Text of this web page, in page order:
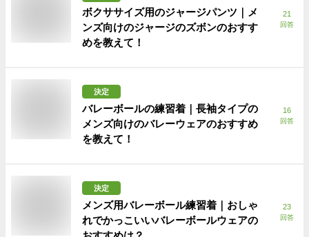
ボクササイズ用のジャージパンツ｜メ
ンズ向けのジャージのズボンのおすす
めを教えて！
21
回答
決定
バレーボールの練習着｜長袖タイプの
メンズ向けのバレーウェアのおすすめ
を教えて！
16
回答
決定
メンズ用バレーボール練習着｜おしゃ
れでかっこいいバレーボールウェアの
23
回答